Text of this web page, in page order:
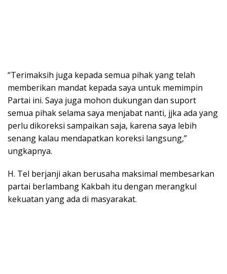
“Terimaksih juga kepada semua pihak yang telah
memberikan mandat kepada saya untuk memimpin
Partai ini. Saya juga mohon dukungan dan suport
semua pihak selama saya menjabat nanti, jjka ada yang
perlu dikoreksi sampaikan saja, karena saya lebih
senang kalau mendapatkan koreksi langsung,”
ungkapnya.
H. Tel berjanji akan berusaha maksimal membesarkan
partai berlambang Kakbah itu dengan merangkul
kekuatan yang ada di masyarakat.